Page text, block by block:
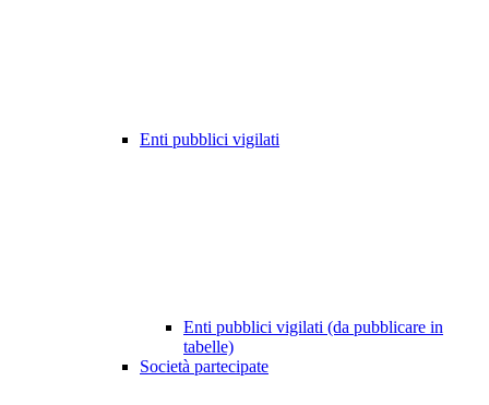
Enti pubblici vigilati
Enti pubblici vigilati (da pubblicare in
tabelle)
Società partecipate